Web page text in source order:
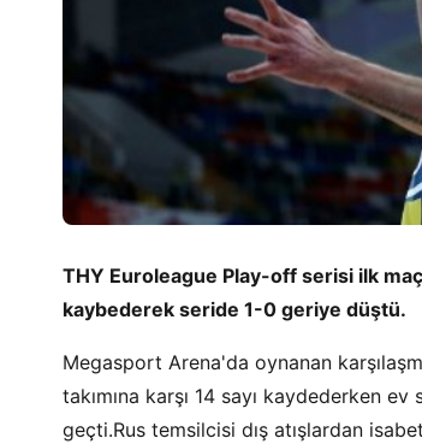
THY Euroleague Play-off serisi ilk
kaybederek seride 1-0 geriye düştü.
Megasport Arena'da oynanan
takımına karşı 14 sayı kaydederken
geçti.Rus temsilcisi dış atışlardan